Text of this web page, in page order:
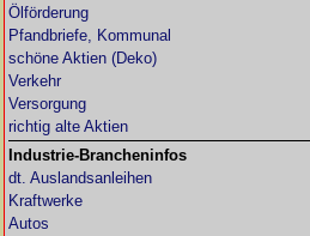
Ölförderung
Pfandbriefe, Kommunal
schöne Aktien (Deko)
Verkehr
Versorgung
richtig alte Aktien
Industrie-Brancheninfos
dt. Auslandsanleihen
Kraftwerke
Autos